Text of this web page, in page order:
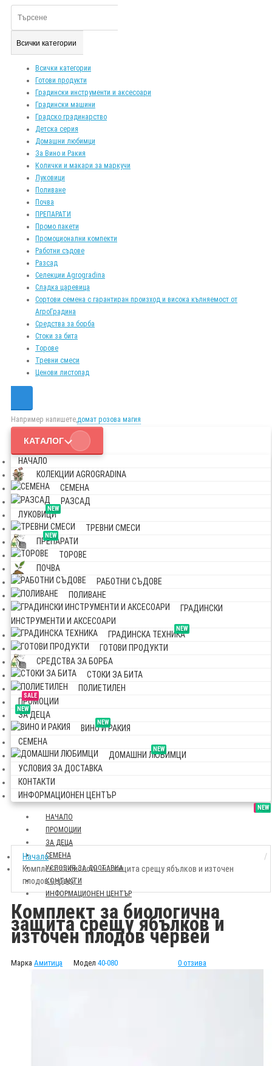
Всички категории
Всички категории
Готови продукти
Градински инструменти и аксесоари
Градински машини
Градско градинарство
Детска серия
Домашни любимци
За Вино и Ракия
Колички и макари за маркучи
Луковици
Поливане
Почва
ПРЕПАРАТИ
Промо пакети
Промоционални компекти
Работни съдове
Разсад
Селекции Agrogradina
Сладка царевица
Сортови семена с гарантиран произход и висока кълняемост от
АгроГрадина
Средства за борба
Стоки за бита
Торове
Тревни смеси
Ценови листопад
Например напишете,домат розова магия
КАТАЛОГ
НАЧАЛО
КОЛЕКЦИИ AGROGRADINA
СЕМЕНА
РАЗСАД
NEW
ЛУКОВИЦИ
ТРЕВНИ СМЕСИ
NEW
ПРЕПАРАТИ
ТОРОВЕ
ПОЧВА
РАБОТНИ СЪДОВЕ
ПОЛИВАНЕ
ГРАДИНСКИ
ИНСТРУМЕНТИ И АКСЕСОАРИ
NEW
ГРАДИНСКА ТЕХНИКА
ГОТОВИ ПРОДУКТИ
СРЕДСТВА ЗА БОРБА
СТОКИ ЗА БИТА
ПОЛИЕТИЛЕН
SALE
ПРОМОЦИИ
NEW
ЗА ДЕЦА
NEW
ВИНО И РАКИЯ
СЕМЕНА
NEW
ДОМАШНИ ЛЮБИМЦИ
УСЛОВИЯ ЗА ДОСТАВКА
КОНТАКТИ
ИНФОРМАЦИОНЕН ЦЕНТЪР
НАЧАЛО
SALE
ПРОМОЦИИ
NEW
ЗА ДЕЦА
СЕМЕНА
УСЛОВИЯ ЗА ДОСТАВКА
КОНТАКТИ
ИНФОРМАЦИОНЕН ЦЕНТЪР
Начало
Комплект за биологична защита срещу ябълков и източен
плодов червей
Комплект за биологична
защита срещу ябълков и
източен плодов червей
Марка Амитица Модел 40-080 0 отзива